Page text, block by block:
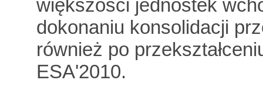
większości jednostek
dokonaniu konsolidacji
również po
ESA'2010.